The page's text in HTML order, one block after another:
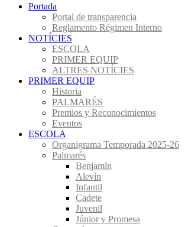
Portada
Portal de transparencia
Reglamento Régimen Interno
NOTÍCIES
ESCOLA
PRIMER EQUIP
ALTRES NOTÍCIES
PRIMER EQUIP
Historia
PALMARÉS
Premios y Reconocimientos
Eventos
ESCOLA
Organigrama Temporada 2025-26
Palmarés
Benjamín
Alevín
Infantil
Cadete
Juvenil
Júnior y Promesa